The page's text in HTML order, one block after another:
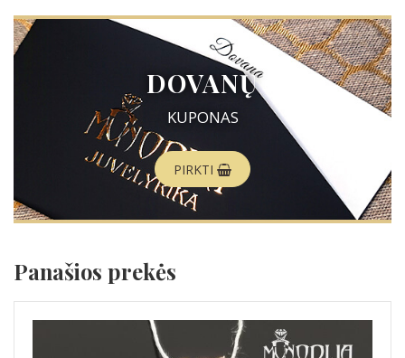
DOVANŲ
KUPONAS
PIRKTI
Panašios prekės